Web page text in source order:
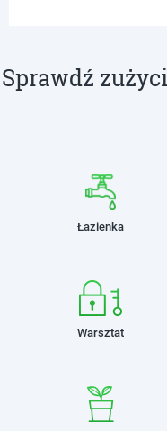
Sprawdź
Łazienka
Warsztat